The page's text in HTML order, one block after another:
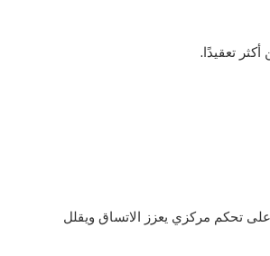
تعقيدًا.
تحكم مركزي يعزز الاتساق ويقلل